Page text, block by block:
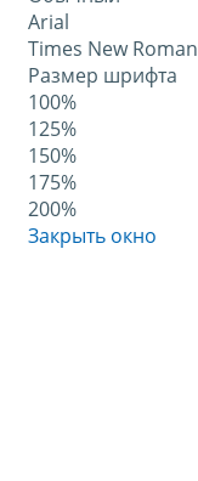
Arial
Times New Roman
Размер шрифта
100%
125%
150%
175%
200%
Закрыть окно